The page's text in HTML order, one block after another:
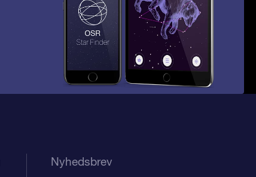
Nyhedsbrev